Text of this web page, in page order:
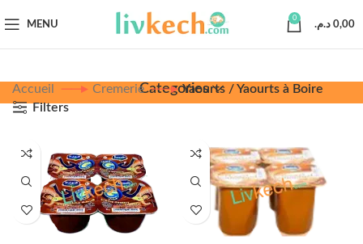
MENU
0
0,00 د.م.
Categories
Accueil Cremerie
Yaourts / Yaourts à Boire
Filters